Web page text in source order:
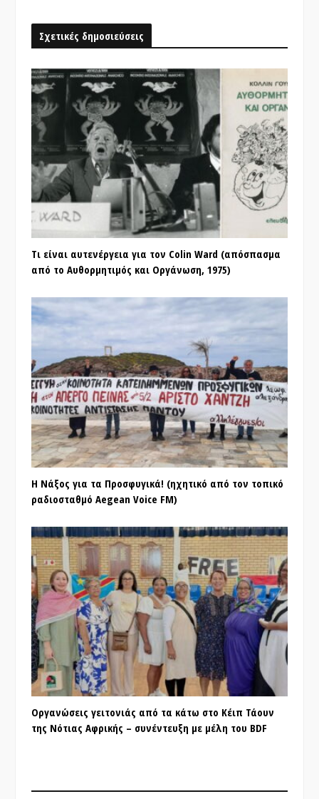
Σχετικές δημοσιεύσεις
Τι είναι αυτενέργεια για τον Colin Ward (απόσπασμα
από το Αυθορμητιμός και Οργάνωση, 1975)
Η Νάξος για τα Προσφυγικά! (ηχητικό από τον τοπικό
ραδιοσταθμό Aegean Voice FM)
Οργανώσεις γειτονιάς από τα κάτω στο Κέιπ Τάουν
της Νότιας Αφρικής – συνέντευξη με μέλη του BDF